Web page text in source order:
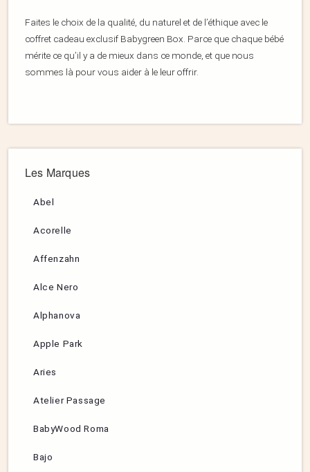
Faites le choix de la qualité, du naturel et de l’éthique avec le
coffret cadeau exclusif Babygreen Box. Parce que chaque bébé
mérite ce qu’il y a de mieux dans ce monde, et que nous
sommes là pour vous aider à le leur offrir.
Les Marques
Abel
Acorelle
Affenzahn
Alce Nero
Alphanova
Apple Park
Aries
Atelier Passage
BabyWood Roma
Bajo